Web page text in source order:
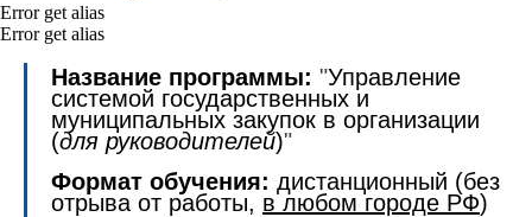
Error get alias
Error get alias
Название программы: "Управление
системой государственных и
муниципальных закупок в организации
(для руководителей)"
Формат обучения: дистанционный (без
отрыва от работы, в любом городе РФ)